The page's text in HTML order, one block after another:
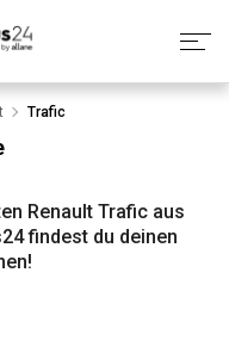
Trafic
Renault Trafic aus
findest du deinen